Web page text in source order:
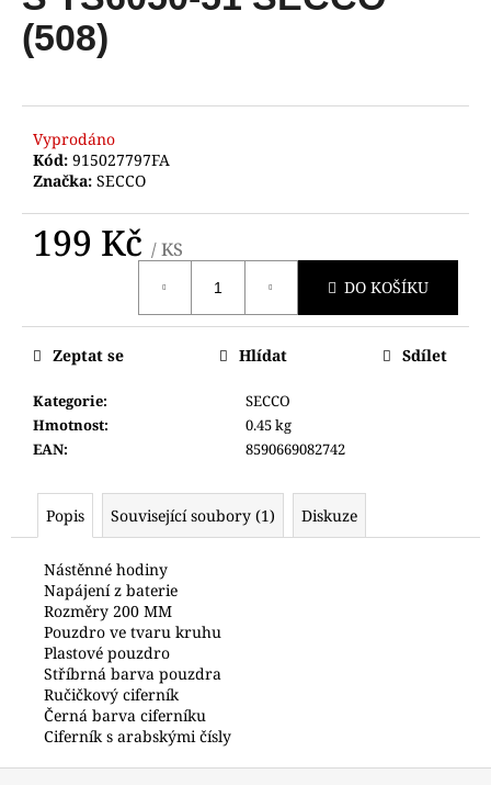
0,0
z
5
(508)
Vyprodáno
Kód: 915027797FA
Značka: SECCO
199 Kč / KS
DO KOŠÍKU
Kategorie:
SECCO
Hmotnost:
0.45 kg
EAN: 8590669082742
Zeptat se Hlídat Sdílet
Popis Související soubory (1) Diskuze
Nástěnné hodiny
Napájení z baterie
Rozměry 200 MM
Pouzdro ve tvaru kruhu
Plastové pouzdro
Stříbrná barva pouzdra
Ručičkový ciferník
Černá barva ciferníku
Ciferník s arabskými čísly
a
j
t
?
HLEDAT
D
p
o
j
HODINKY
ORIENT
RABA006B30B24
990